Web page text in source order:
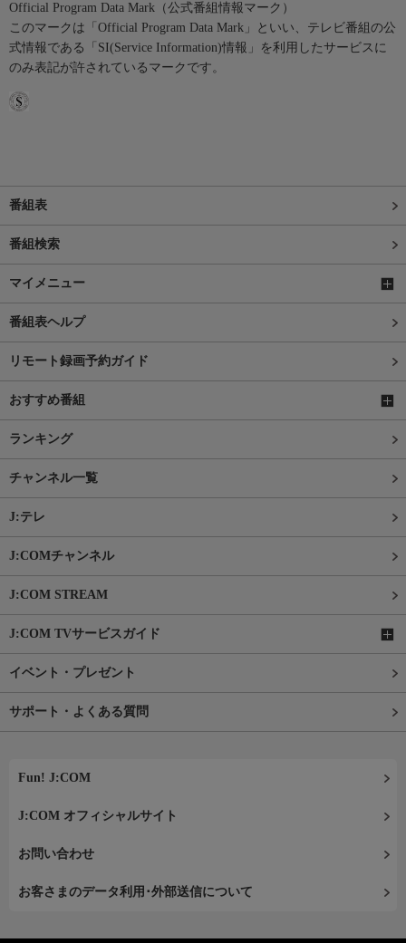
Official Program Data Mark（公式番組情報マーク）
このマークは「Official Program Data Mark」といい、テレビ番組の公
式情報である「SI(Service Information)情報」を利用したサービスに
のみ表記が許されているマークです。
番組表
番組検索
マイメニュー
番組表ヘルプ
リモート録画予約ガイド
おすすめ番組
ランキング
チャンネル一覧
J:テレ
J:COMチャンネル
J:COM STREAM
J:COM TVサービスガイド
イベント・プレゼント
サポート・よくある質問
Fun! J:COM
J:COM オフィシャルサイト
お問い合わせ
お客さまのデータ利用･外部送信について